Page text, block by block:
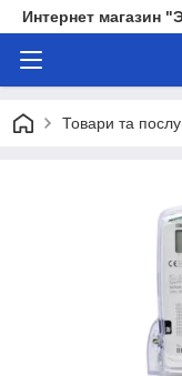
Интернет магазин
Товари та